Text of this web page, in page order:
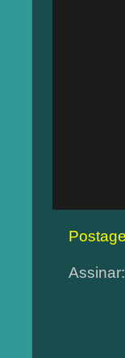
Assinar: